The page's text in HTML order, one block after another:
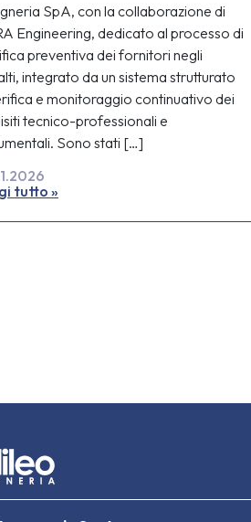
SpA, con la collaborazione di
Engineering, dedicato al processo di
preventiva dei fornitori negli
integrato da un sistema strutturato
e monitoraggio continuativo dei
tecnico-professionali e
Sono stati […]
tutto »